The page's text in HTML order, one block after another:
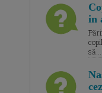
in